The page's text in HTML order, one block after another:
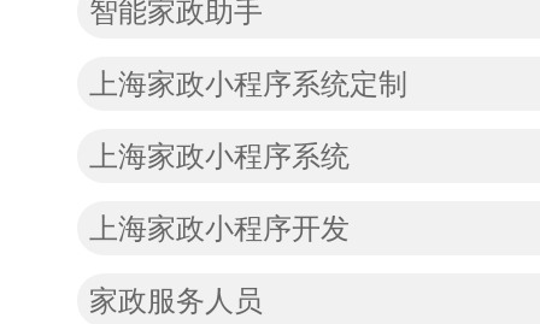
智能家政助手
上海家政小程序系统定制
上海家政小程序系统
上海家政小程序开发
家政服务人员